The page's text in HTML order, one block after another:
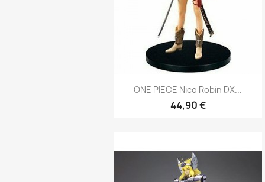
Aperçu rapide
ONE PIECE Nico Robin DX...
44,90 €